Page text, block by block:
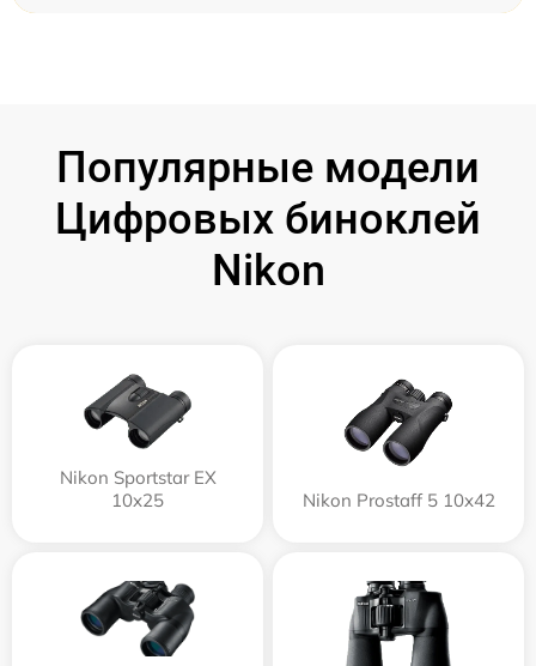
Популярные модели
Цифровых биноклей
Nikon
Nikon Sportstar EX
10x25
Nikon Prostaff 5 10x42